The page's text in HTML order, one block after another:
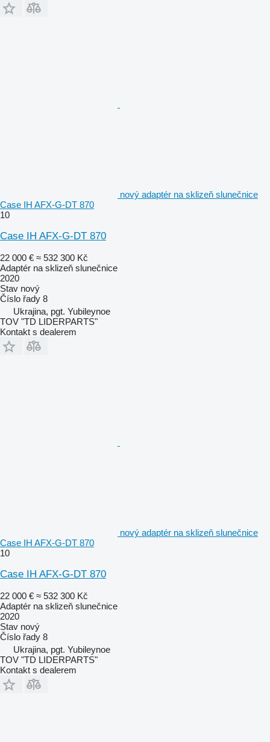
nový adaptér na sklizeň slunečnice
Case IH AFX-G-DT 870
10
Case IH AFX-G-DT 870
22 000 € ≈ 532 300 Kč
Adaptér na sklizeň slunečnice
2020
Stav nový
Číslo řady 8
Ukrajina, pgt. Yubileynoe
TOV "TD LIDERPARTS"
Kontakt s dealerem
nový adaptér na sklizeň slunečnice
Case IH AFX-G-DT 870
10
Case IH AFX-G-DT 870
22 000 € ≈ 532 300 Kč
Adaptér na sklizeň slunečnice
2020
Stav nový
Číslo řady 8
Ukrajina, pgt. Yubileynoe
TOV "TD LIDERPARTS"
Kontakt s dealerem